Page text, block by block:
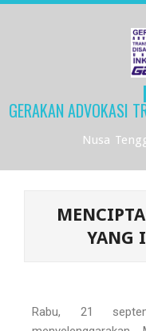
GERAKAN ADVOKASI
Nusa
YANG
Rabu, 21